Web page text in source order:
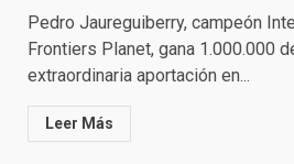
Pedro Jaureguiberry, campeón
Frontiers Planet, gana 1.000.000
extraordinaria aportación en...
Leer Más